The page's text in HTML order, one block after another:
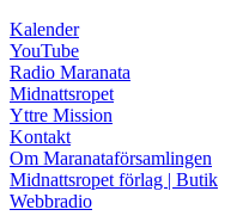
Kalender
YouTube
Radio Maranata
Midnattsropet
Yttre Mission
Kontakt
Om Maranataförsamlingen
Midnattsropet förlag | Butik
Webbradio